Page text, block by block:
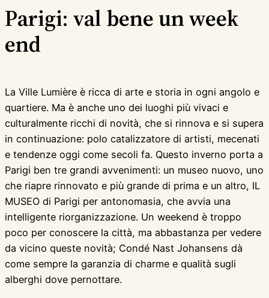
Parigi: val bene un week
end
La Ville Lumière è ricca di arte e storia in ogni angolo e
quartiere. Ma è anche uno dei luoghi più vivaci e
culturalmente ricchi di novità, che si rinnova e si supera
in continuazione: polo catalizzatore di artisti, mecenati
e tendenze oggi come secoli fa. Questo inverno porta a
Parigi ben tre grandi avvenimenti: un museo nuovo, uno
che riapre rinnovato e più grande di prima e un altro, IL
MUSEO di Parigi per antonomasia, che avvia una
intelligente riorganizzazione. Un weekend è troppo
poco per conoscere la città, ma abbastanza per vedere
da vicino queste novità; Condé Nast Johansens dà
come sempre la garanzia di charme e qualità sugli
alberghi dove pernottare.